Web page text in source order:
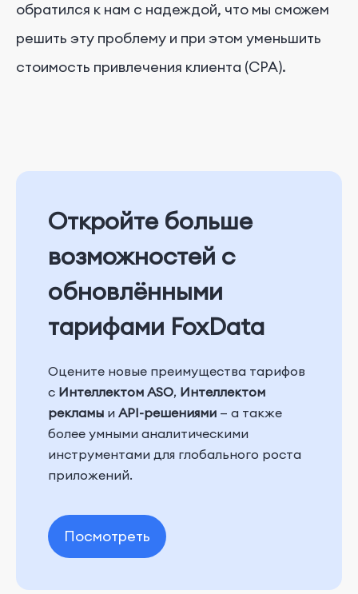
обратился к нам с надеждой, что мы сможем
решить эту проблему и при этом уменьшить
стоимость привлечения клиента (CPA).
Откройте больше
возможностей с
обновлёнными
тарифами FoxData
Оцените новые преимущества тарифов
с Интеллектом ASO, Интеллектом
рекламы и API-решениями — а также
более умными аналитическими
инструментами для глобального роста
приложений.
Посмотреть